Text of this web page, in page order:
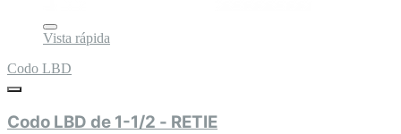
Vista rápida
Codo LBD
Codo LBD de 1-1/2 - RETIE